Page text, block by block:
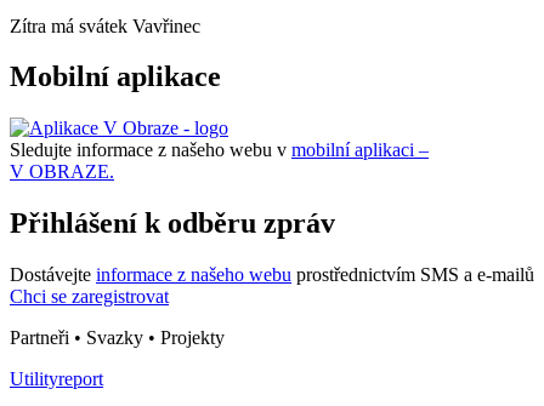
Zítra má svátek Vavřinec
Mobilní aplikace
Sledujte informace z našeho webu v mobilní aplikaci –
V OBRAZE.
Přihlášení k odběru zpráv
Dostávejte informace z našeho webu prostřednictvím SMS a e-mailů
Chci se zaregistrovat
Partneři • Svazky • Projekty
Utilityreport